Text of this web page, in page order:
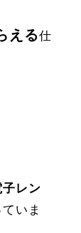
える仕
レン
いま